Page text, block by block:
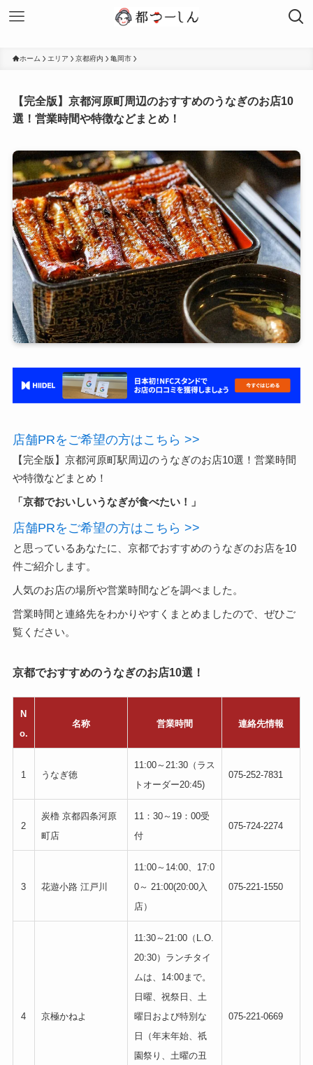
ホーム エリア 京都府内 亀岡市
【完全版】京都河原町周辺のおすすめのうなぎのお店10
選！営業時間や特徴などまとめ！
店舗PRをご希望の方はこちら >>
【完全版】京都河原町駅周辺のうなぎのお店10選！営業時間
や特徴などまとめ！
「京都でおいしいうなぎが食べたい！」
店舗PRをご希望の方はこちら >>
と思っているあなたに、京都でおすすめのうなぎのお店を10
件ご紹介します。
人気のお店の場所や営業時間などを調べました。
営業時間と連絡先をわかりやすくまとめましたので、ぜひご
覧ください。
京都でおすすめのうなぎのお店10選！
N
o.
名称 営業時間 連絡先情報
1 うなぎ徳
11:00～21:30（ラス
トオーダー20:45)
075-252-7831
2
炭櫓 京都四条河原
町店
11：30～19：00受
付
075-724-2274
3 花遊小路 江戸川
11:00～14:00、17:0
0～ 21:00(20:00入
店）
075-221-1550
4 京極かねよ
11:30～21:00（L.O.
20:30）ランチタイ
ムは、14:00まで。
日曜、祝祭日、土
曜日および特別な
日（年末年始、祇
園祭り、土曜の丑
075-221-0669